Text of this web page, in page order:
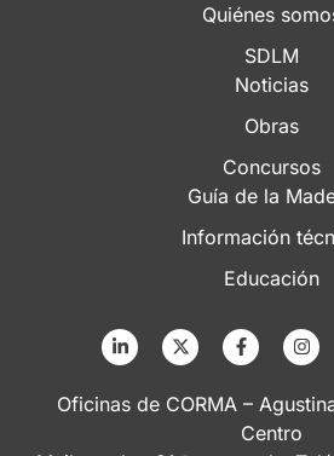
Quiénes
SDLM
Noticias
Obras
Concursos
Guía de la
Información
Educación
Oficinas de CORMA –
Centro